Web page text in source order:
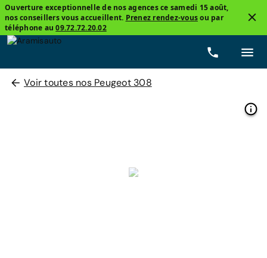
Ouverture exceptionnelle de nos agences ce samedi 15 août,
nos conseillers vous accueillent. Prenez rendez-vousou par
téléphone au09.72.72.20.02
Voir toutes nos Peugeot 308